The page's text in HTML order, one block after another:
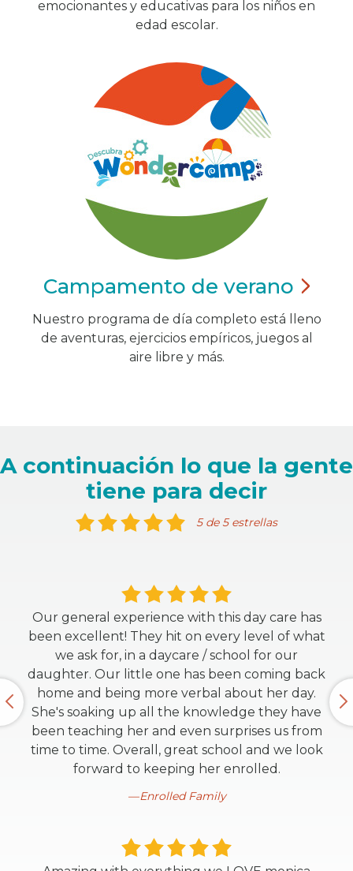
emocionantes y educativas para los niños en
edad escolar.
Campamento de verano
Nuestro programa de día completo está lleno
de aventuras, ejercicios empíricos, juegos al
aire libre y más.
A continuación lo que la gente
tiene para decir
5 de 5 estrellas
Our general experience with this day care has
been excellent! They hit on every level of what
we ask for, in a daycare / school for our
daughter. Our little one has been coming back
home and being more verbal about her day.
She's soaking up all the knowledge they have
been teaching her and even surprises us from
time to time. Overall, great school and we look
forward to keeping her enrolled.
Enrolled Family